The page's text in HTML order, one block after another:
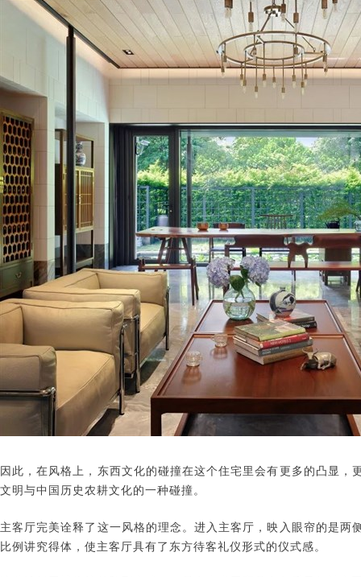
因此，在风格上，东西文化的碰撞在这个住宅里会有更多的凸显，
文明与中国历史农耕文化的一种碰撞。
主客厅完美诠释了这一风格的理念。进入主客厅，映入眼帘的是两
比例讲究得体，使主客厅具有了东方待客礼仪形式的仪式感。